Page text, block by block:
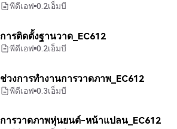
พีดีเอฟ 0.2เอ็มบี
การติดตั้งฐานวาด_EC612
พีดีเอฟ 0.2เอ็มบี
ช่วงการทำงานการวาดภาพ_EC612
พีดีเอฟ 0.3เอ็มบี
การวาดภาพหุ่นยนต์-หน้าแปลน_EC612